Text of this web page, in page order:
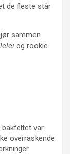
de fleste står
sammen
og rookie
bakfeltet var
overraskende